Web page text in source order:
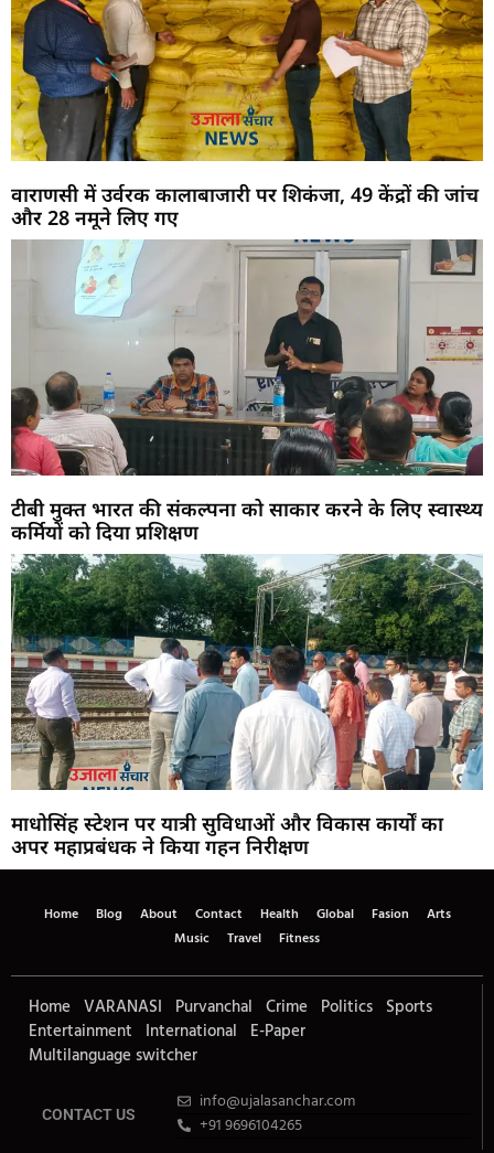
वाराणसी में उर्वरक कालाबाजारी पर शिकंजा, 49 केंद्रों की जांच
और 28 नमूने लिए गए
टीबी मुक्त भारत की संकल्पना को साकार करने के लिए स्वास्थ्य
कर्मियों को दिया प्रशिक्षण
माधोसिंह स्टेशन पर यात्री सुविधाओं और विकास कार्यों का
अपर महाप्रबंधक ने किया गहन निरीक्षण
Home Blog About Contact Health Global Fasion
Arts
Music
Travel Fitness
Home VARANASI Purvanchal Crime Politics Sports
Entertainment International E-Paper
Multilanguage switcher
CONTACT US
info@ujalasanchar.com
+91 9696104265